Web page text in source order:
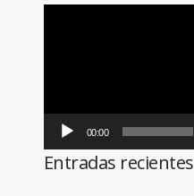
00:00
Entradas recientes